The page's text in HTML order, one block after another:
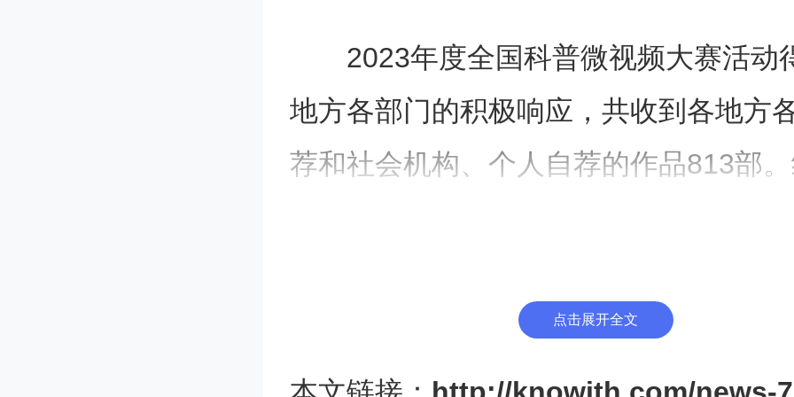
2023年度全国科普微视频大赛活动
地方各部门的积极响应，共收到各地方
荐和社会机构、个人自荐的作品813部
附件），经公示无异议。现将《mRNA
记》等100部作品向全社会推荐，并颁
点击展开全文